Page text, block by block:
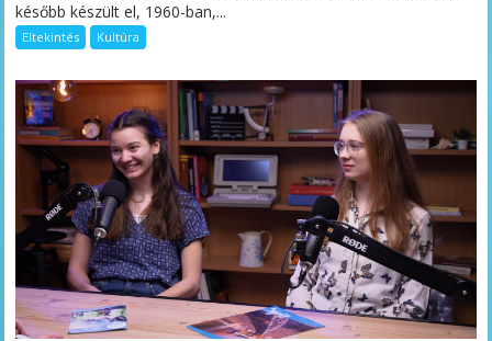
később készült el, 1960-ban,...
Eltekintés Kultúra